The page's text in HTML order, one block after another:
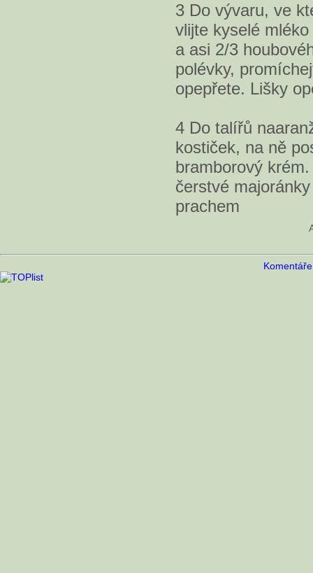
3 Do vývaru, ve
vlijte kyselé
a asi 2/3
polévky,
opepřete. Lišky
4 Do talířů
kostiček, na ně
bramborový
čerstvé
prachem